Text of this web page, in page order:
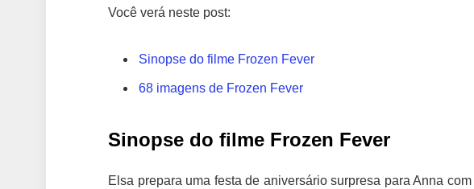
Você verá neste post:
Sinopse do filme Frozen Fever
68 imagens de Frozen Fever
Sinopse do filme Frozen Fever
Elsa prepara uma festa de aniversário surpresa para Anna